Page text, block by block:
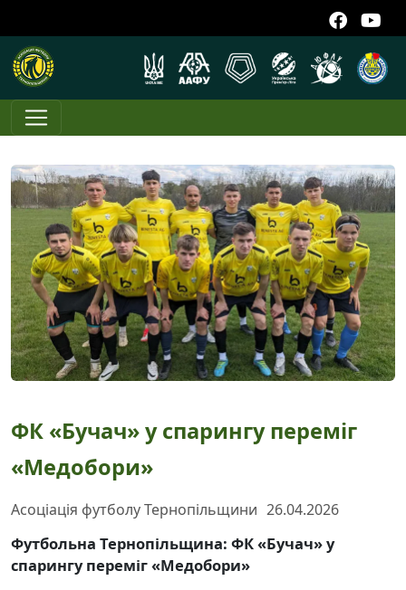
ФК «Бучач» у спарингу переміг
«Медобори»
Асоціація футболу Тернопільщини 26.04.2026
Футбольна Тернопільщина: ФК «Бучач» у
спарингу переміг «Медобори»